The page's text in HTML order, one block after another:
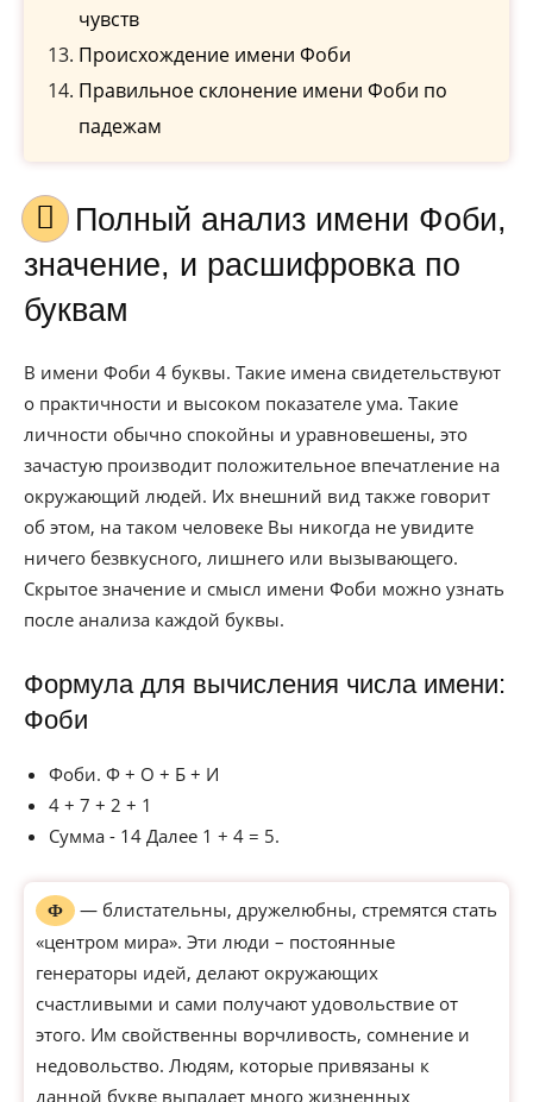
чувств
Происхождение имени Фоби
Правильное склонение имени Фоби по
падежам
Полный анализ имени Фоби,
значение, и расшифровка по
буквам
В имени Фоби 4 буквы. Такие имена свидетельствуют
о практичности и высоком показателе ума. Такие
личности обычно спокойны и уравновешены, это
зачастую производит положительное впечатление на
окружающий людей. Их внешний вид также говорит
об этом, на таком человеке Вы никогда не увидите
ничего безвкусного, лишнего или вызывающего.
Скрытое значение и смысл имени Фоби можно узнать
после анализа каждой буквы.
Формула для вычисления числа имени:
Фоби
Фоби. Ф + О + Б + И
4 + 7 + 2 + 1
Сумма - 14 Далее 1 + 4 = 5.
Ф
— блистательны, дружелюбны, стремятся стать
«центром мира». Эти люди – постоянные
генераторы идей, делают окружающих
счастливыми и сами получают удовольствие от
этого. Им свойственны ворчливость, сомнение и
недовольство. Людям, которые привязаны к
данной букве выпадает много жизненных